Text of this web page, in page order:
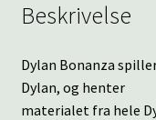
Beskrivelse
Dylan Bonanza
Dylan, og henter
materialet fra hele